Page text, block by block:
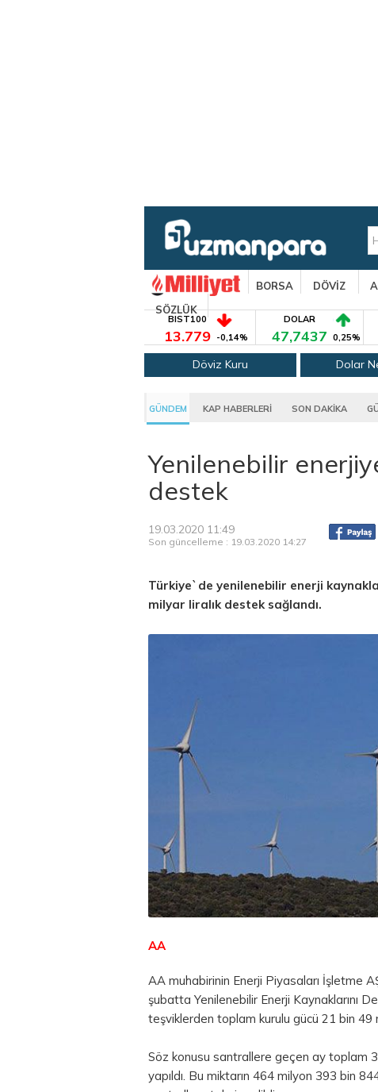
BORSA DÖVİZ
SÖZLÜK
BIST100
13.779 -0,14%
DOLAR
47,7437 0,25%
Döviz Kuru Dolar
GÜNDEM KAP HABERLERİ SON DAKİKA
Yenilenebilir
destek
19.03.2020 11:49
Son güncelleme : 19.03.2020 14:27
Türkiye`de yenilenebilir enerji
milyar liralık destek sağlandı.
AA
AA muhabirinin Enerji Piyasaları İşletme
şubatta Yenilenebilir Enerji Kaynaklarını
teşviklerden toplam kurulu gücü 21 bin 49
Söz konusu santrallere geçen ay toplam
yapıldı. Bu miktarın 464 milyon 393 bin